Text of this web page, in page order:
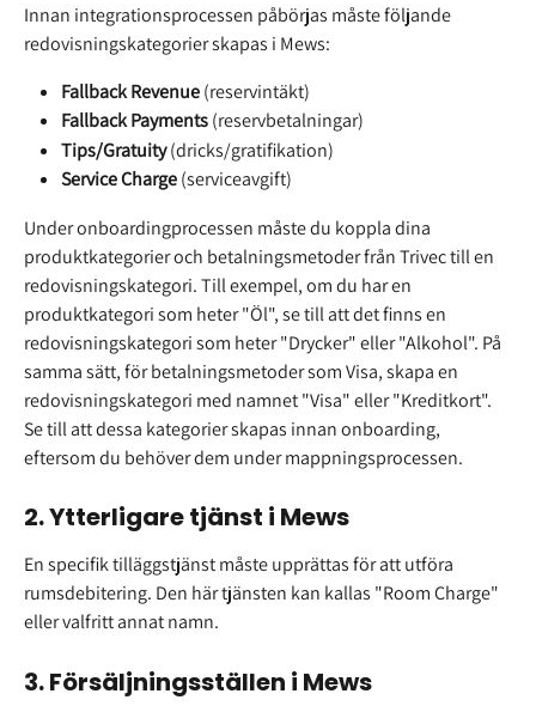
Innan integrationsprocessen påbörjas måste följande
redovisningskategorier skapas i Mews:
Fallback Revenue (reservintäkt)
Fallback Payments (reservbetalningar)
Tips/Gratuity (dricks/gratifikation)
Service Charge (serviceavgift)
Under onboardingprocessen måste du koppla dina
produktkategorier och betalningsmetoder från Trivec till en
redovisningskategori. Till exempel, om du har en
produktkategori som heter "Öl", se till att det finns en
redovisningskategori som heter "Drycker" eller "Alkohol". På
samma sätt, för betalningsmetoder som Visa, skapa en
redovisningskategori med namnet "Visa" eller "Kreditkort".
Se till att dessa kategorier skapas innan onboarding,
eftersom du behöver dem under mappningsprocessen.
2. Ytterligare tjänst i Mews
En specifik tilläggstjänst måste upprättas för att utföra
rumsdebitering. Den här tjänsten kan kallas "Room Charge"
eller valfritt annat namn.
3. Försäljningsställen i Mews